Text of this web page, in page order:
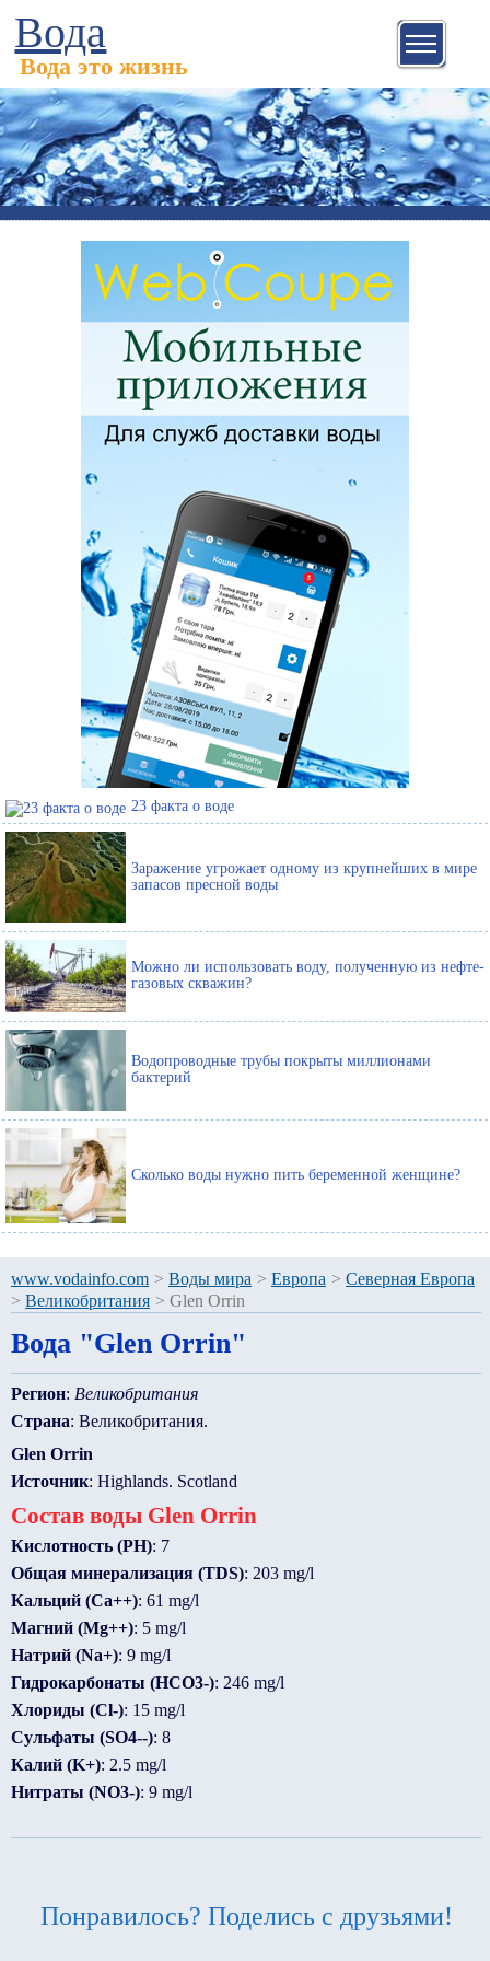
Вода
Вода это жизнь
23 факта о воде
Заражение угрожает одному из крупнейших в мире
запасов пресной воды
Можно ли использовать воду, полученную из нефте-
газовых скважин?
Водопроводные трубы покрыты миллионами
бактерий
Сколько воды нужно пить беременной женщине?
www.vodainfo.com > Воды мира > Европа > Северная Европа
> Великобритания > Glen Orrin
Вода "Glen Orrin"
Регион: Великобритания
Страна: Великобритания.
Glen Orrin
Источник: Highlands. Scotland
Состав воды Glen Orrin
Кислотность (PH): 7
Общая минерализация (TDS): 203 mg/l
Кальций (Ca++): 61 mg/l
Магний (Mg++): 5 mg/l
Натрий (Na+): 9 mg/l
Гидрокарбонаты (HCO3-): 246 mg/l
Хлориды (Cl-): 15 mg/l
Сульфаты (SO4--): 8
Калий (K+): 2.5 mg/l
Нитраты (NO3-): 9 mg/l
Понравилось? Поделись с друзьями!